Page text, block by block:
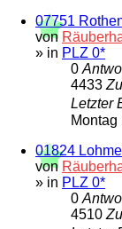
07751
von
» in PLZ 0*
0
4433
Letzter
01824
von
» in PLZ 0*
0
4510